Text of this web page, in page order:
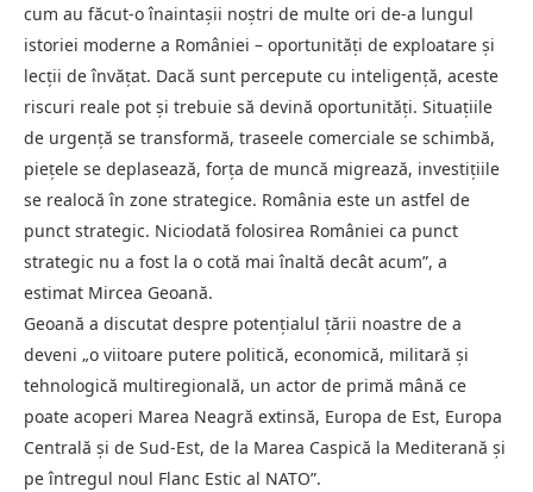
cum au făcut-o înaintașii noștri de multe ori de-a lungul
istoriei moderne a României – oportunități de exploatare și
lecții de învățat. Dacă sunt percepute cu inteligență, aceste
riscuri reale pot și trebuie să devină oportunități. Situațiile
de urgență se transformă, traseele comerciale se schimbă,
piețele se deplasează, forța de muncă migrează, investițiile
se realocă în zone strategice. România este un astfel de
punct strategic. Niciodată folosirea României ca punct
strategic nu a fost la o cotă mai înaltă decât acum”, a
estimat Mircea Geoană.
Geoană a discutat despre potențialul țării noastre de a
deveni „o viitoare putere politică, economică, militară și
tehnologică multiregională, un actor de primă mână ce
poate acoperi Marea Neagră extinsă, Europa de Est, Europa
Centrală și de Sud-Est, de la Marea Caspică la Mediterană și
pe întregul noul Flanc Estic al NATO”.